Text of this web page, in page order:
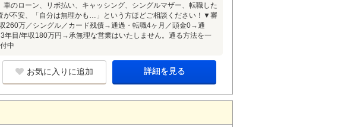
車のローン、リボ払い、キャッシング、シングルマザー、転職した
が不安、「自分は無理かも…」という方ほどご相談ください！▼審
260万／シングル／カード残債→通過・転職4ヶ月／頭金0→通
目/年収180万円→承無理な営業はいたしません。通る方法を一
中
お気に入りに追加 詳細を見る